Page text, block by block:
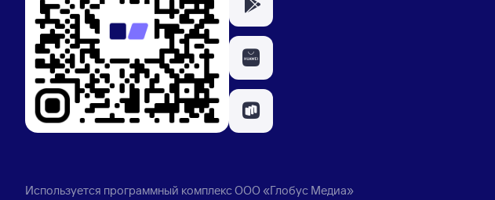
Используется программный комплексООО «Глобус Медиа»